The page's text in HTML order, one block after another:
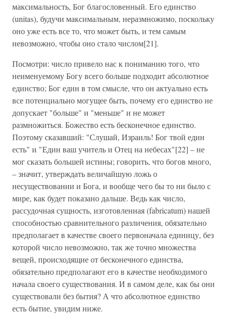
максимальность, Бог благословенный. Его единство
(unitas), будучи максимальным, неразмножимо, поскольку
оно уже есть все то, что может быть, и тем самым
невозможно, чтобы оно стало числом[21].
Посмотри: число привело нас к пониманию того, что
неименуемому Богу всего больше подходит абсолютное
единство; Бог един в том смысле, что он актуально есть
все потенциально могущее быть, почему его единство не
допускает "больше" и "меньше" и не может
размножиться. Божество есть бесконечное единство.
Поэтому сказавший: "Слушай, Израиль! Бог твой един
есть" и "Един ваш учитель и Отец на небесах"[22] – не
мог сказать большей истины; говорить, что богов много,
– значит, утверждать величайшую ложь о
несуществовании и Бога, и вообще чего бы то ни было с
мире, как будет показано дальше. Ведь как число,
рассудочная сущность, изготовленная (fabricatum) нашей
способностью сравнительного различения, обязательно
предполагает в качестве своего первоначала единицу, без
которой число невозможно, так же точно множества
вещей, происходящие от бесконечного единства,
обязательно предполагают его в качестве необходимого
начала своего существования. И в самом деле, как бы они
существовали без бытия? А что абсолютное единство
есть бытие, увидим ниже.